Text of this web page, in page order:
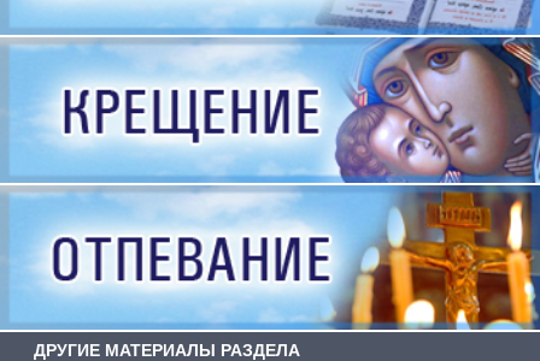
ДРУГИЕ МАТЕРИАЛЫ РАЗДЕЛА